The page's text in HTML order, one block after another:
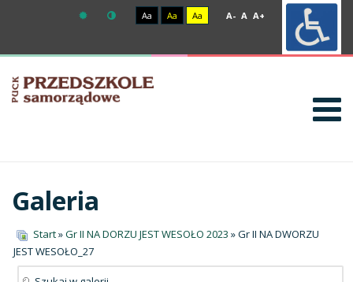
Aa Aa Aa A- A A+
Galeria
Start»Gr II NA DORZU JEST WESOŁO 2023 » Gr II NA DWORZU
JEST WESOŁO_27